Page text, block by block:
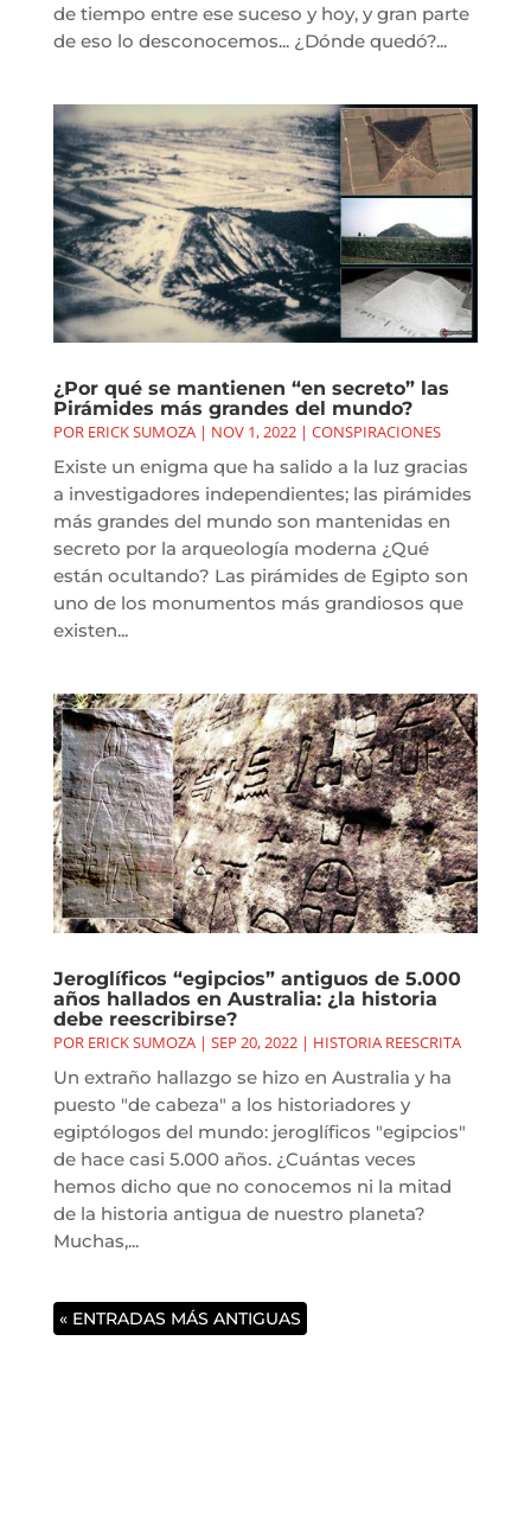
de tiempo entre ese suceso y hoy, y gran parte
de eso lo desconocemos... ¿Dónde quedó?...
¿Por qué se mantienen “en secreto” las
Pirámides más grandes del mundo?
POR ERICK SUMOZA| NOV 1, 2022| CONSPIRACIONES
Existe un enigma que ha salido a la luz gracias
a investigadores independientes; las pirámides
más grandes del mundo son mantenidas en
secreto por la arqueología moderna ¿Qué
están ocultando? Las pirámides de Egipto son
uno de los monumentos más grandiosos que
existen...
Jeroglíficos “egipcios” antiguos de 5.000
años hallados en Australia: ¿la historia
debe reescribirse?
POR ERICK SUMOZA| SEP 20, 2022| HISTORIA REESCRITA
Un extraño hallazgo se hizo en Australia y ha
puesto "de cabeza" a los historiadores y
egiptólogos del mundo: jeroglíficos "egipcios"
de hace casi 5.000 años. ¿Cuántas veces
hemos dicho que no conocemos ni la mitad
de la historia antigua de nuestro planeta?
Muchas,...
« ENTRADAS MÁS ANTIGUAS